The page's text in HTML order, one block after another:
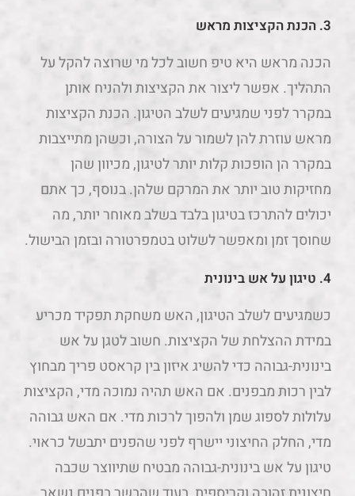
3. הכנת הקציצות מראש
הכנה מראש היא טיפ חשוב לכל מי שרוצה להקל על
התהליך. אפשר ליצור את הקציצות ולהניח אותן
במקרר לפני שמגיעים לשלב הטיגון. הכנת הקציצות
מראש עוזרת להן לשמור על הצורה, וכשהן מתייצבות
במקרר הן הופכות קלות יותר לטיגון, מכיוון שהן
מחזיקות טוב יותר את המרקם שלהן. בנוסף, כך אתם
יכולים להתרכז בטיגון בלבד בשלב מאוחר יותר, מה
שחוסך זמן ומאפשר לשלוט בטמפרטורה ובזמן הבישול.
4. טיגון על אש בינונית
כשמגיעים לשלב הטיגון, האש משחקת תפקיד מכריע
במידת ההצלחת של הקציצות. חשוב לטגן על אש
בינונית-גבוהה כדי להשיג איזון בין קראסט פריך מבחוץ
לבין רכות מבפנים. אם האש תהיה נמוכה מדי, הקציצות
עלולות לספוג שמן ולהפוך לרכות מדי. אם האש גבוהה
מדי, החלק החיצוני יישרף לפני שהפנים יתבשל כראוי.
טיגון על אש בינונית-גבוהה מבטיח שתיווצר שכבה